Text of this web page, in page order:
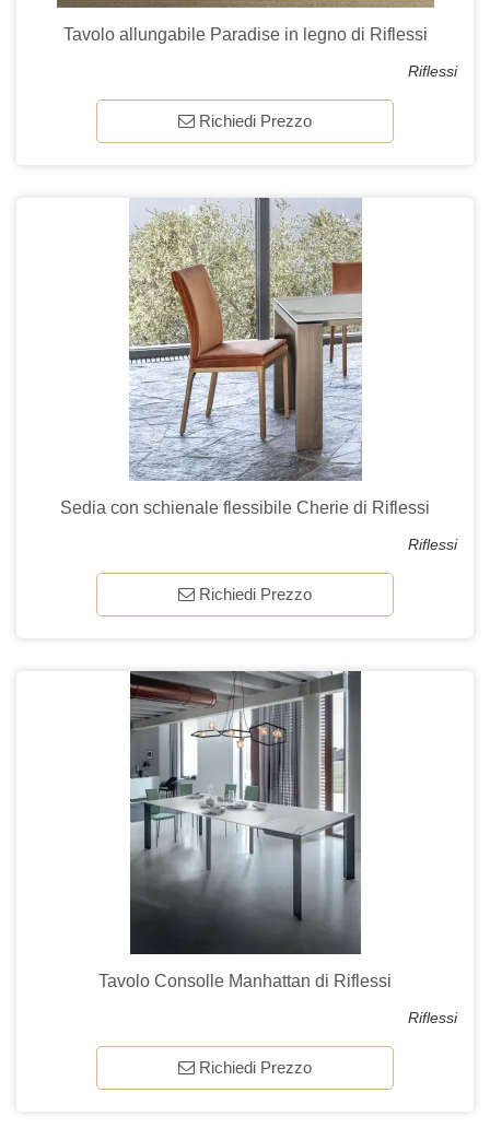
Tavolo allungabile Paradise in legno di Riflessi
Riflessi
Richiedi Prezzo
Sedia con schienale flessibile Cherie di Riflessi
Riflessi
Richiedi Prezzo
Tavolo Consolle Manhattan di Riflessi
Riflessi
Richiedi Prezzo